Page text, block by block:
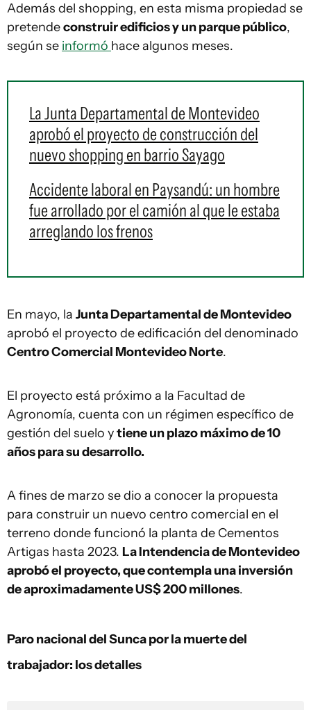
Además del shopping, en esta misma propiedad se
pretendeconstruir edificios y un parque público,
según se informó hace algunos meses.
La Junta Departamental de Montevideo
aprobó el proyecto de construcción del
nuevo shopping en barrio Sayago
Accidente laboral en Paysandú: un hombre
fue arrollado por el camión al que le estaba
arreglando los frenos
En mayo, la Junta Departamental de Montevideo
aprobó el proyecto de edificación del denominado
Centro Comercial Montevideo Norte.
El proyecto está próximo a la Facultad de
Agronomía, cuenta con un régimen específico de
gestión del suelo ytiene un plazo máximo de 10
años para su desarrollo.
A fines de marzo se dio a conocer la propuesta
para construir un nuevo centro comercial en el
terreno donde funcionó la planta de Cementos
Artigas hasta 2023. La Intendencia de Montevideo
aprobó el proyecto, que contempla una inversión
de aproximadamente US$ 200 millones.
Paro nacional del Sunca por la muerte del
trabajador: los detalles